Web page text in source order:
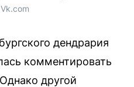
дендрария
комментировать
другой